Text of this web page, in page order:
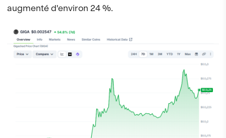
augmenté d'environ 24 %.